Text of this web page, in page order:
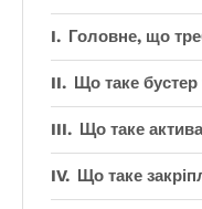
Головне, що
Що таке
Що таке
Що таке